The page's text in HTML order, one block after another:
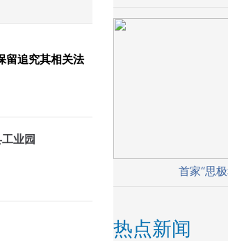
留追究其相关法
业园
首家“思
热点新闻